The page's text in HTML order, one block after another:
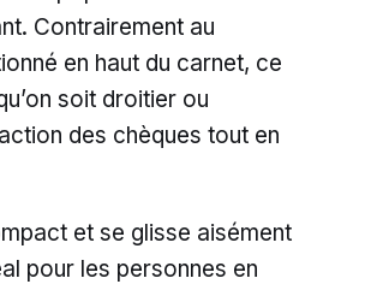
Contrairement au
en haut du carnet, ce
soit droitier ou
des chèques tout en
et se glisse aisément
pour les personnes en